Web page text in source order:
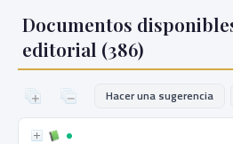
Documentos
editorial (386)
Hacer una sugerencia